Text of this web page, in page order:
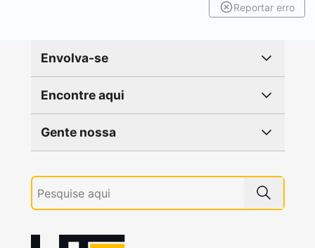
Reportar erro
Envolva-se
Encontre aqui
Gente nossa